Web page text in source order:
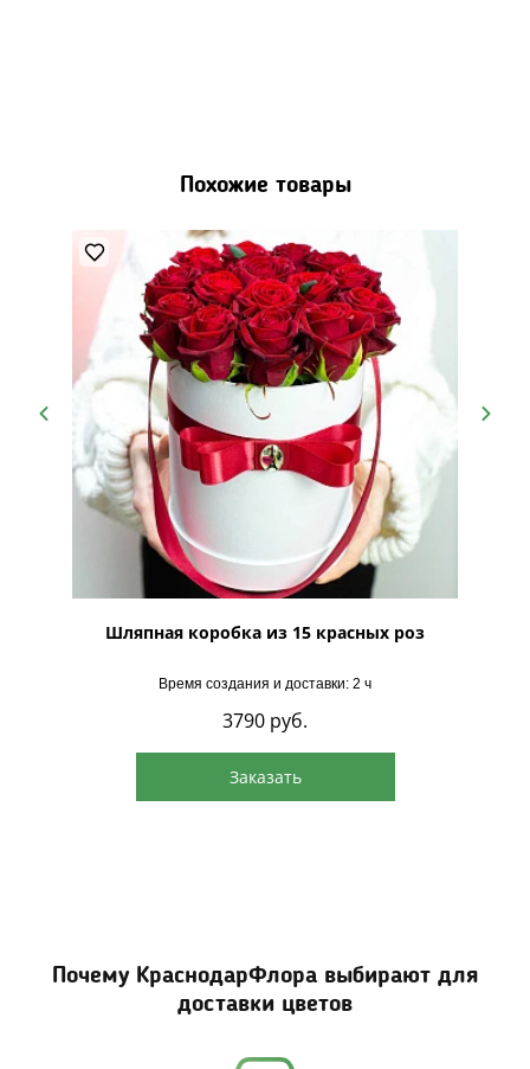
Похожие товары
Шляпная коробка из 15 красных роз
Время создания и доставки: 2 ч
3790 руб.
Заказать
Почему КраснодарФлора выбирают для
доставки цветов